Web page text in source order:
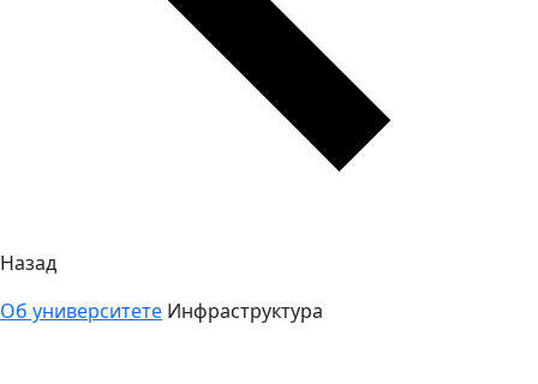
Назад
Об университете Инфраструктура